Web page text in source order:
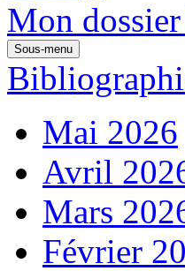
Mon dossier
Sous-menu
Mai 2026
Avril
Mars
Février